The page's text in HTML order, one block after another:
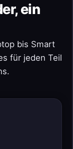
ein
bis Smart
für jeden Teil